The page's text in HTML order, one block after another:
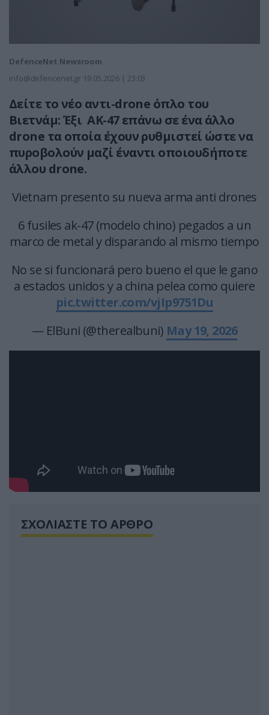
DefenceNet Newsroom
info@defencenet.gr 19.05.2026 | 23:03
Δείτε το νέο αντι-drone όπλο του
Βιετνάμ: Έξι ΑΚ-47 επάνω σε ένα άλλο
drone τα οποία έχουν ρυθμιστεί ώστε να
πυροβολούν μαζί έναντι οποιουδήποτε
άλλου drone.
Vietnam presento su nueva arma anti drones
6 fusiles ak-47 (modelo chino) pegados a un
marco de metal y disparando al mismo tiempo
No se si funcionará pero bueno el que le gano
a estados unidos y a china pelea como quiere
pic.twitter.com/vjIp9751Du
— ElBuni (@therealbuni) May 19, 2026
ΣΧΟΛΙΑΣΤΕ ΤΟ ΑΡΘΡΟ